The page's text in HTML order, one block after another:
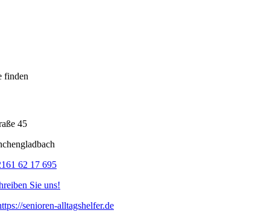
finden
45
62 17 695
Sie uns!
senioren-alltagshelfer.de